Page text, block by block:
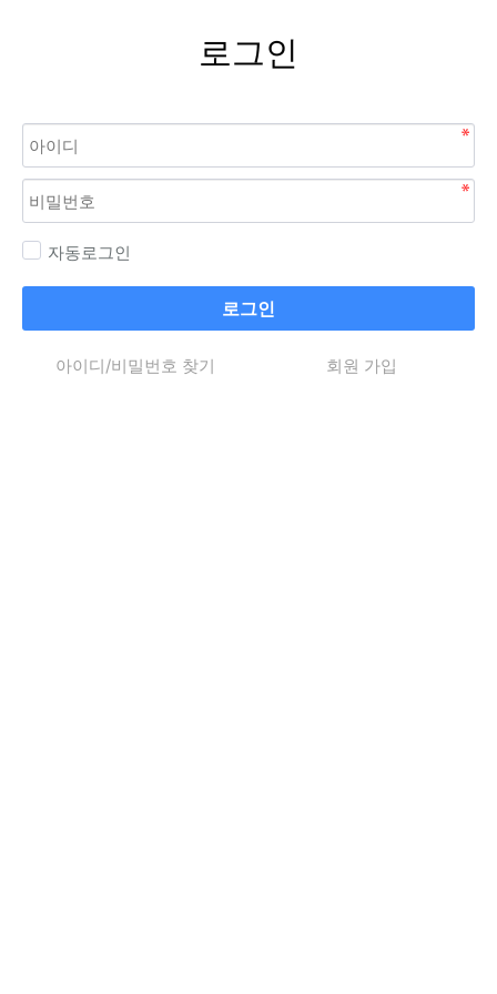
로그인
자동로그인
로그인
아이디/비밀번호 찾기 회원 가입